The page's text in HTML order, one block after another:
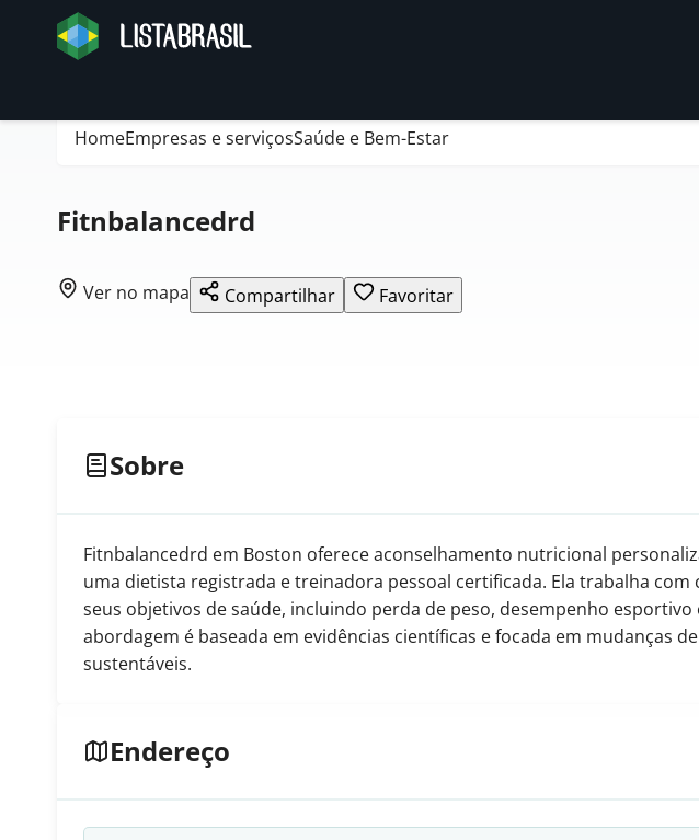
HomeEmpresas e serviçosSaúde e Bem-Estar
Fitnbalancedrd
Ver no mapa Compartilhar Favoritar
Sobre
Fitnbalancedrd em Boston oferece aconselhamento nutricional
uma dietista registrada e treinadora pessoal certificada. Ela trabalha com
seus objetivos de saúde, incluindo perda de peso, desempenho esportivo
abordagem é baseada em evidências científicas e focada em mudanças
sustentáveis.
Endereço